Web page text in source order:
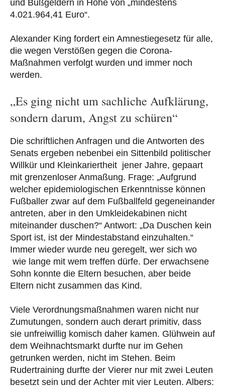
und Bußgeldern in Höhe von „mindestens
4.021.964,41 Euro“.
Alexander King fordert ein Amnestiegesetz für alle,
die wegen Verstößen gegen die Corona-
Maßnahmen verfolgt wurden und immer noch
werden.
„Es ging nicht um sachliche Aufklärung,
sondern darum, Angst zu schüren“
Die schriftlichen Anfragen und die Antworten des
Senats ergeben nebenbei ein Sittenbild politischer
Willkür und Kleinkariertheit jener Jahre, gepaart
mit grenzenloser Anmaßung. Frage: „Aufgrund
welcher epidemiologischen Erkenntnisse können
Fußballer zwar auf dem Fußballfeld gegeneinander
antreten, aber in den Umkleidekabinen nicht
miteinander duschen?“ Antwort: „Da Duschen kein
Sport ist, ist der Mindestabstand einzuhalten.“
Immer wieder wurde neu geregelt, wer sich wo
wie lange mit wem treffen dürfe. Der erwachsene
Sohn konnte die Eltern besuchen, aber beide
Eltern nicht zusammen das Kind.
Viele Verordnungsmaßnahmen waren nicht nur
Zumutungen, sondern auch derart primitiv, dass
sie unfreiwillig komisch daher kamen. Glühwein auf
dem Weihnachtsmarkt durfte nur im Gehen
getrunken werden, nicht im Stehen. Beim
Rudertraining durfte der Vierer nur mit zwei Leuten
besetzt sein und der Achter mit vier Leuten. Albers: